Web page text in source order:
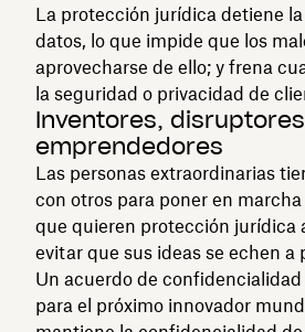
La protección jurídica detiene
datos, lo que impide que los
aprovecharse de ello; y frena
la seguridad o privacidad de
Inventores,
emprendedores
Las personas extraordinarias
con otros para poner en
que quieren protección jurídica
evitar que sus ideas se echen a
Un acuerdo de
para el próximo innovador